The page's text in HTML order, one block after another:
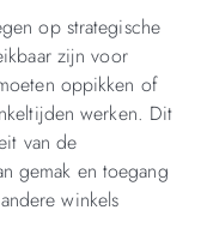
op strategische
zijn voor
oppikken of
werken. Dit
van de
gemak en toegang
winkels